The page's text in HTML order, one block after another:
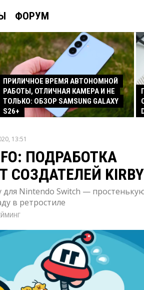
ФОРУМ
ПРИЛИЧНОЕ ВРЕМЯ АВТОНОМНОЙ
РАБОТЫ, ОТЛИЧНАЯ КАМЕРА И НЕ
ТОЛЬКО: ОБЗОР SAMSUNG GALAXY
S26+
13:51
ПОДРАБОТКА
KIRBY
Nintendo Switch —
в ретростиле